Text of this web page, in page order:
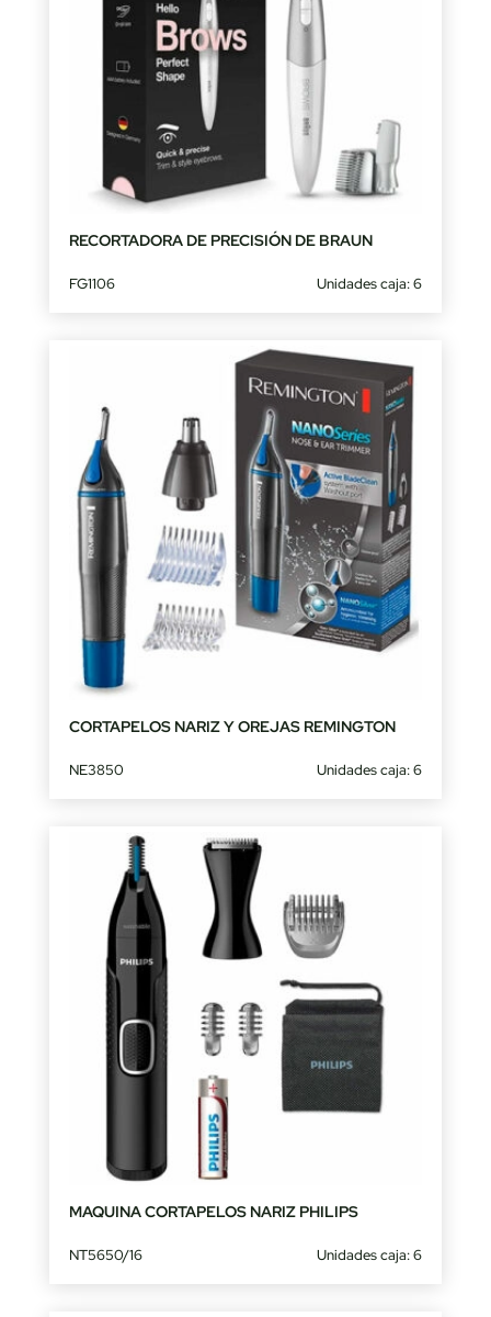
RECORTADORA DE PRECISIÓN DE BRAUN
FG1106 Unidades caja: 6
CORTAPELOS NARIZ Y OREJAS REMINGTON
NE3850 Unidades caja: 6
MAQUINA CORTAPELOS NARIZ PHILIPS
NT5650/16 Unidades caja: 6